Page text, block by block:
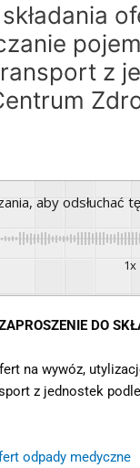
z
aby odsłuchać
1x
DO
na wywóz,
z jednostek
odpady medyczne